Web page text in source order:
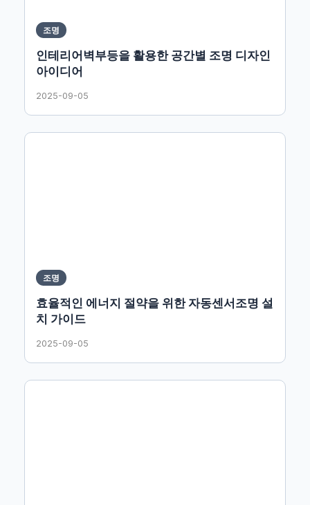
조명
인테리어벽부등을 활용한 공간별 조명 디자인
아이디어
2025-09-05
조명
효율적인 에너지 절약을 위한 자동센서조명 설
치 가이드
2025-09-05